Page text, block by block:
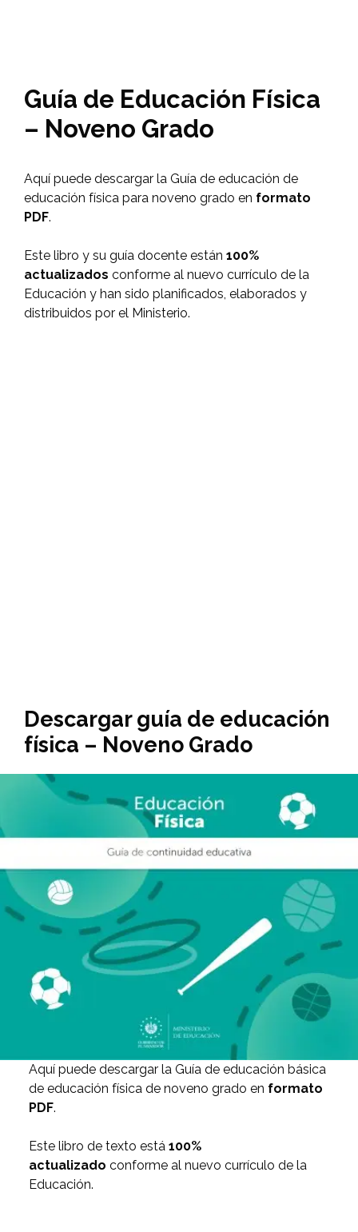
Guía de Educación Física
– Noveno Grado
Aquí puede descargar la Guía de educación de
educación física para noveno grado en formato
PDF.
Este libro y su guía docente están 100%
actualizados conforme al nuevo currículo de la
Educación y han sido planificados, elaborados y
distribuidos por el Ministerio.
Descargar guía de educación
física – Noveno Grado
Aquí puede descargar la Guía de educación básica
de educación física de noveno grado en formato
PDF.
Este libro de texto está 100%
actualizado conforme al nuevo currículo de la
Educación.